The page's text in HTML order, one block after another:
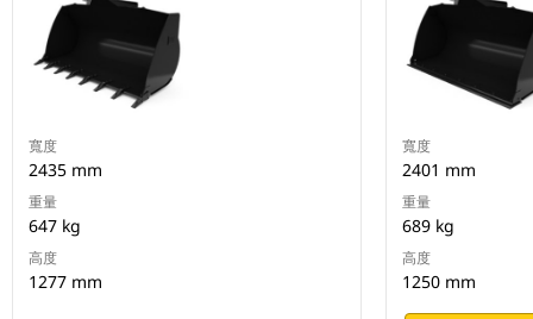
寬度
2435 mm
重量
647 kg
高度
1277 mm
寬度
2401 mm
重量
689 kg
高度
1250 mm